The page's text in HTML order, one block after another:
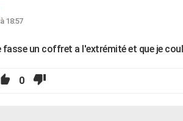
18:57
fasse un coffret a l'extrémité et que je
0